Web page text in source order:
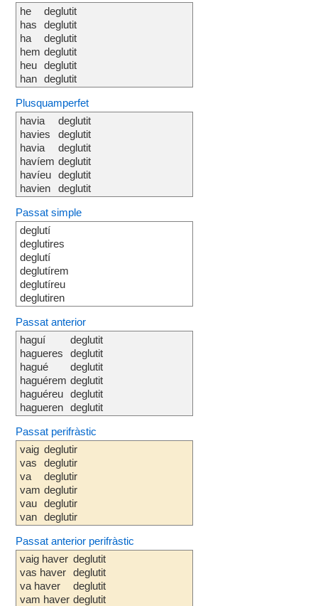
he
has
ha
hem
heu
han
deglutit
deglutit
deglutit
deglutit
deglutit
deglutit
Plusquamperfet
havia
havies
havia
havíem
havíeu
havien
deglutit
deglutit
deglutit
deglutit
deglutit
deglutit
Passat simple
deglutí
deglutires
deglutí
deglutírem
deglutíreu
deglutiren
Passat anterior
haguí
hagueres
hagué
haguérem
haguéreu
hagueren
deglutit
deglutit
deglutit
deglutit
deglutit
deglutit
Passat perifràstic
vaig
vas
va
vam
vau
van
deglutir
deglutir
deglutir
deglutir
deglutir
deglutir
Passat anterior perifràstic
vaig haver
vas haver
va haver
vam haver
deglutit
deglutit
deglutit
deglutit